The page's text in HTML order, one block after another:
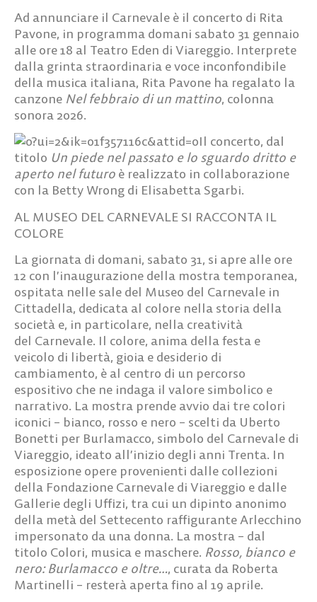
Ad annunciare il Carnevale è il concerto di Rita
Pavone, in programma domani sabato 31 gennaio
alle ore 18 al Teatro Eden di Viareggio. Interprete
dalla grinta straordinaria e voce inconfondibile
della musica italiana, Rita Pavone ha regalato la
canzone Nel febbraio di un mattino, colonna
sonora 2026.
Il concerto, dal
titolo Un piede nel passato e lo sguardo dritto e
aperto nel futuro è realizzato in collaborazione
con la Betty Wrong di Elisabetta Sgarbi.
AL MUSEO DEL CARNEVALE SI RACCONTA IL
COLORE
La giornata di domani, sabato 31, si apre alle ore
12 con l’inaugurazione della mostra temporanea,
ospitata nelle sale del Museo del Carnevale in
Cittadella, dedicata al colore nella storia della
società e, in particolare, nella creatività
del Carnevale. Il colore, anima della festa e
veicolo di libertà, gioia e desiderio di
cambiamento, è al centro di un percorso
espositivo che ne indaga il valore simbolico e
narrativo. La mostra prende avvio dai tre colori
iconici – bianco, rosso e nero – scelti da Uberto
Bonetti per Burlamacco, simbolo del Carnevale di
Viareggio, ideato all’inizio degli anni Trenta. In
esposizione opere provenienti dalle collezioni
della Fondazione Carnevale di Viareggio e dalle
Gallerie degli Uffizi, tra cui un dipinto anonimo
della metà del Settecento raffigurante Arlecchino
impersonato da una donna. La mostra – dal
titolo Colori, musica e maschere. Rosso, bianco e
nero: Burlamacco e oltre…, curata da Roberta
Martinelli – resterà aperta fino al 19 aprile.